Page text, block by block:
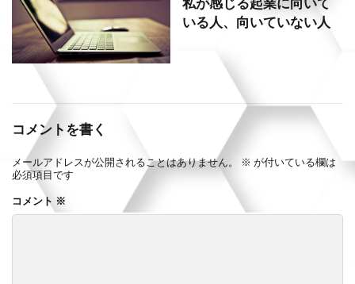
いる人、向いていない人
コメントを書く
メールアドレスが公開されることはありません。 ※ が付いている欄は
必須項目です
コメント ※